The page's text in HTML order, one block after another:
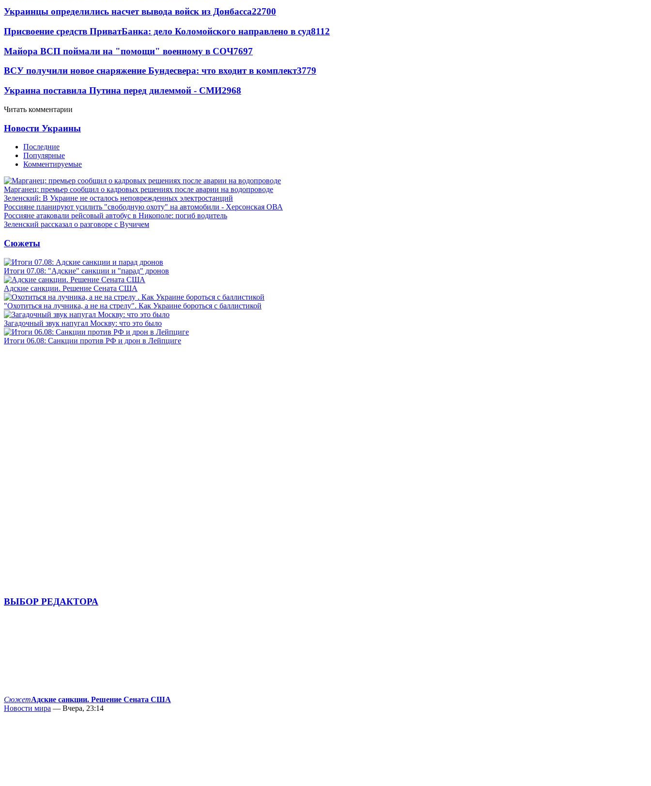
Украинцы определились насчет вывода войск из Донбасса22700
Присвоение средств ПриватБанка: дело Коломойского направлено в суд8112
Майора ВСП поймали на "помощи" военному в СОЧ7697
ВСУ получили новое снаряжение Бундесвера: что входит в комплект3779
Украина поставила Путина перед дилеммой - СМИ2968
Читать комментарии
Новости Украины
Последние
Популярные
Комментируемые
Марганец: премьер сообщил о кадровых решениях после аварии на водопроводе
Зеленский: В Украине не осталось неповрежденных электростанций
Россияне планируют усилить "свободную охоту" на автомобили - Херсонская ОВА
Россияне атаковали рейсовый автобус в Никополе: погиб водитель
Зеленский рассказал о разговоре с Вучичем
Сюжеты
Итоги 07.08: "Адские" санкции и "парад" дронов
Адские санкции. Решение Сената США
"Охотиться на лучника, а не на стрелу". Как Украине бороться с баллистикой
Загадочный звук напугал Москву: что это было
Итоги 06.08: Санкции против РФ и дрон в Лейпциге
ВЫБОР РЕДАКТОРА
СюжетАдские санкции. Решение Сената США
Новости мира — Вчера, 23:14